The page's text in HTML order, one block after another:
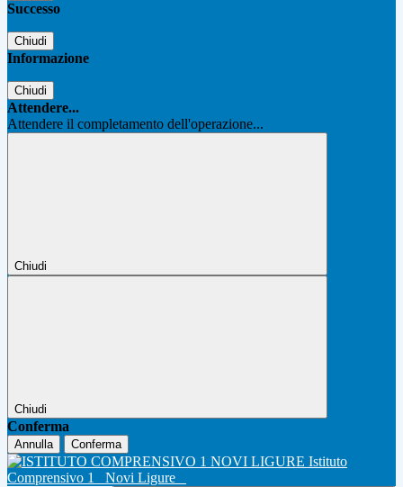
Successo
Chiudi
Informazione
Chiudi
Attendere...
Attendere il completamento dell'operazione...
Chiudi
Chiudi
Conferma
Annulla Conferma
Istituto
Comprensivo 1
Novi Ligure